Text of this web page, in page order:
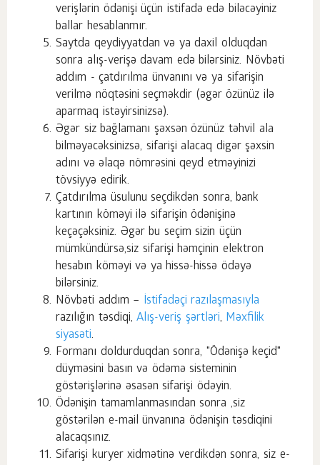
verişlərin ödənişi üçün istifadə edə biləcəyiniz
ballar hesablanmır.
Saytda qeydiyyatdan və ya daxil olduqdan
sonra alış-verişə davam edə bilərsiniz. Növbəti
addım - çatdırılma ünvanını və ya sifarişin
verilmə nöqtəsini seçməkdir (əgər özünüz ilə
aparmaq istəyirsinizsə).
Əgər siz bağlamanı şəxsən özünüz təhvil ala
bilməyəcəksinizsə, sifarişi alacaq digər şəxsin
adını və əlaqə nömrəsini qeyd etməyinizi
tövsiyyə edirik.
Çatdırılma üsulunu seçdikdən sonra, bank
kartının köməyi ilə sifarişin ödənişinə
keçəçəksiniz. Əgər bu seçim sizin üçün
mümkündürsə,siz sifarişi həmçinin elektron
hesabın köməyi və ya hissə-hissə ödəyə
bilərsiniz.
Növbəti addım – İstifadəçi razılaşmasıyla
razılığın təsdiqi,Alış-veriş şərtləri, Məxfilik
siyasəti.
Formanı doldurduqdan sonra, "Ödənişə keçid"
düyməsini basın və ödəmə sisteminin
göstərişlərinə əsasən sifarişi ödəyin.
Ödənişin tamamlanmasından sonra ,siz
göstərilən e-mail ünvanına ödənişin təsdiqini
alacaqsınız.
Sifarişi kuryer xidmətinə verdikdən sonra, siz e-